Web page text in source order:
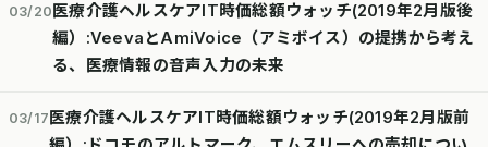
03/20医療介護ヘルスケアIT時価総額ウォッチ(2019年2月版後
編）:VeevaとAmiVoice（アミボイス）の提携から考え
る、医療情報の音声入力の未来
03/17医療介護ヘルスケアIT時価総額ウォッチ(2019年2月版前